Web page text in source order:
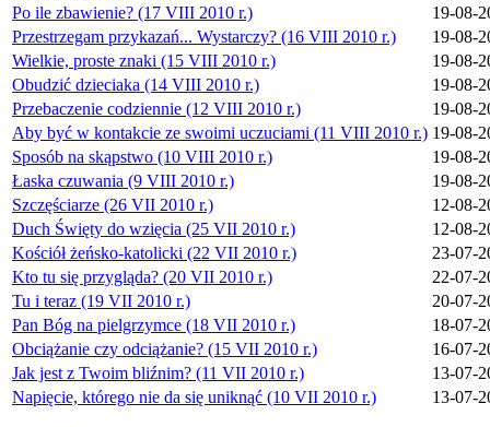
Po ile zbawienie? (17 VIII 2010 r.)
19-08-
Przestrzegam przykazań... Wystarczy? (16 VIII 2010 r.)
19-08-
Wielkie, proste znaki (15 VIII 2010 r.)
19-08-
Obudzić dzieciaka (14 VIII 2010 r.)
19-08-
Przebaczenie codziennie (12 VIII 2010 r.)
19-08-
Aby być w kontakcie ze swoimi uczuciami (11 VIII 2010 r.) 19-08-
Sposób na skąpstwo (10 VIII 2010 r.)
19-08-
Łaska czuwania (9 VIII 2010 r.)
19-08-
Szczęściarze (26 VII 2010 r.)
12-08-
Duch Święty do wzięcia (25 VII 2010 r.)
12-08-
Kościół żeńsko-katolicki (22 VII 2010 r.)
23-07-
Kto tu się przygląda? (20 VII 2010 r.)
22-07-
Tu i teraz (19 VII 2010 r.)
20-07-
Pan Bóg na pielgrzymce (18 VII 2010 r.)
18-07-
Obciążanie czy odciążanie? (15 VII 2010 r.)
16-07-
Jak jest z Twoim bliźnim? (11 VII 2010 r.)
13-07-
Napięcie, którego nie da się uniknąć (10 VII 2010 r.)
13-07-